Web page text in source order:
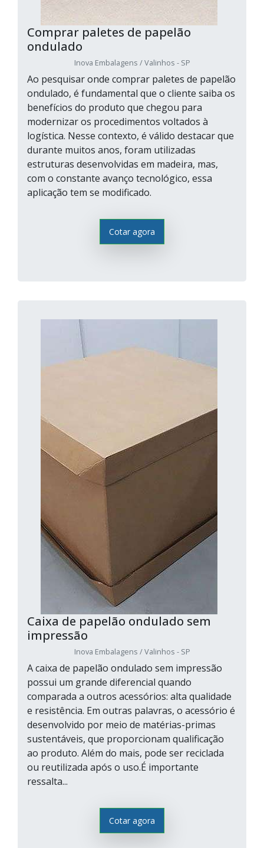
Comprar paletes de papelão
ondulado
Inova Embalagens / Valinhos - SP
Ao pesquisar onde comprar paletes de papelão
ondulado, é fundamental que o cliente saiba os
benefícios do produto que chegou para
modernizar os procedimentos voltados à
logística. Nesse contexto, é válido destacar que
durante muitos anos, foram utilizadas
estruturas desenvolvidas em madeira, mas,
com o constante avanço tecnológico, essa
aplicação tem se modificado.
Cotar agora
Caixa de papelão ondulado sem
impressão
Inova Embalagens / Valinhos - SP
A caixa de papelão ondulado sem impressão
possui um grande diferencial quando
comparada a outros acessórios: alta qualidade
e resistência. Em outras palavras, o acessório é
desenvolvido por meio de matérias-primas
sustentáveis, que proporcionam qualificação
ao produto. Além do mais, pode ser reciclada
ou reutilizada após o uso.É importante
ressalta...
Cotar agora